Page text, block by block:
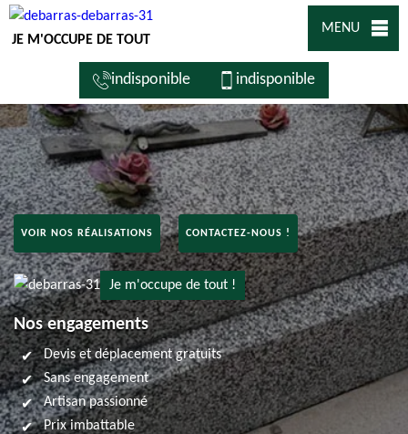
JE M'OCCUPE DE TOUT
MENU
indisponible indisponible
VOIR NOS RÉALISATIONS CONTACTEZ-NOUS !
Je m'occupe de tout !
Nos engagements
Devis et déplacement gratuits
Sans engagement
Artisan passionné
Prix imbattable